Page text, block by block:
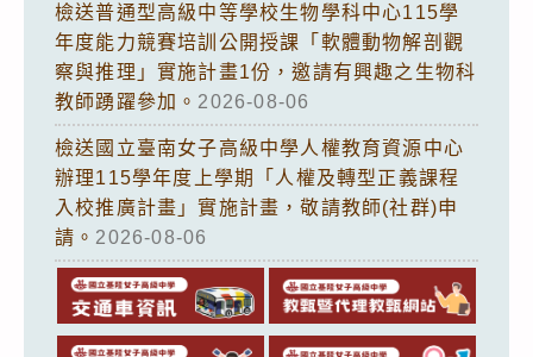
檢送普通型高級中等學校生物學科中心115學
年度能力競賽培訓公開授課「軟體動物解剖觀
察與推理」實施計畫1份，邀請有興趣之生物科
教師踴躍參加。 2026-08-06
檢送國立臺南女子高級中學人權教育資源中心
辦理115學年度上學期「人權及轉型正義課程
入校推廣計畫」實施計畫，敬請教師(社群)申
請。 2026-08-06